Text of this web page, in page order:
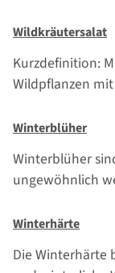
Wildkräutersalat
Kurzdefinition:
Wildpflanzen
Winterblüher
Winterblüher
ungewöhnlich
Winterhärte
Die Winterhärte